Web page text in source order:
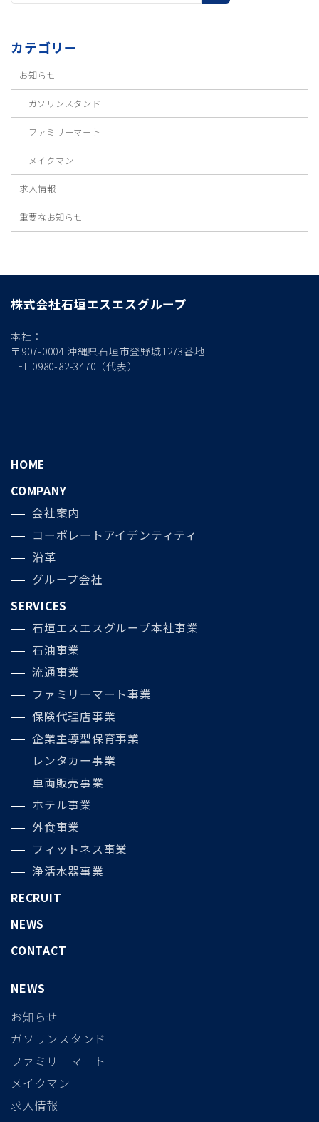
カテゴリー
お知らせ
ガソリンスタンド
ファミリーマート
メイクマン
求人情報
重要なお知らせ
株式会社石垣エスエスグループ
本社：
〒907-0004 沖縄県石垣市登野城1273番地
TEL 0980-82-3470（代表）
HOME
COMPANY
会社案内
コーポレートアイデンティティ
沿革
グループ会社
SERVICES
石垣エスエスグループ本社事業
石油事業
流通事業
ファミリーマート事業
保険代理店事業
企業主導型保育事業
レンタカー事業
車両販売事業
ホテル事業
外食事業
フィットネス事業
浄活水器事業
RECRUIT
NEWS
CONTACT
NEWS
お知らせ
ガソリンスタンド
ファミリーマート
メイクマン
求人情報